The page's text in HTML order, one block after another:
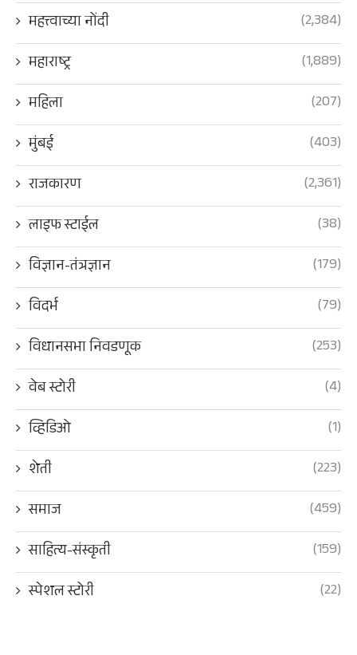
महत्त्वाच्या नोंदी
(2,384)
महाराष्ट्र
(1,889)
महिला
(207)
मुंबई
(403)
राजकारण
(2,361)
लाइफ स्टाईल
(38)
विज्ञान-तंत्रज्ञान
(179)
विदर्भ
(79)
विधानसभा निवडणूक
(253)
वेब स्टोरी
(4)
व्हिडिओ
(1)
शेती
(223)
समाज
(459)
साहित्य-संस्कृती
(159)
स्पेशल स्टोरी
(22)